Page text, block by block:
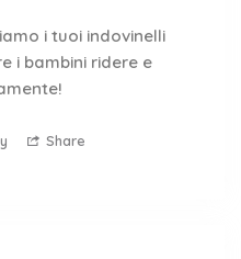
i tuoi indovinelli
i bambini ridere e
Share